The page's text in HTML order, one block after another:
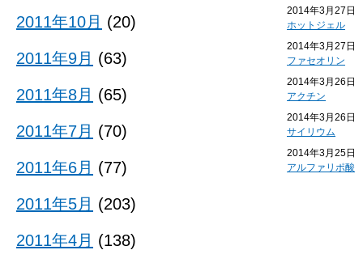
2014年3月27日
ホットジェル
2014年3月27日
ファセオリン
2014年3月26日
アクチン
2014年3月26日
サイリウム
2014年3月25日
アルファリポ酸
2011年10月 (20)
2011年9月 (63)
2011年8月 (65)
2011年7月 (70)
2011年6月 (77)
2011年5月 (203)
2011年4月 (138)